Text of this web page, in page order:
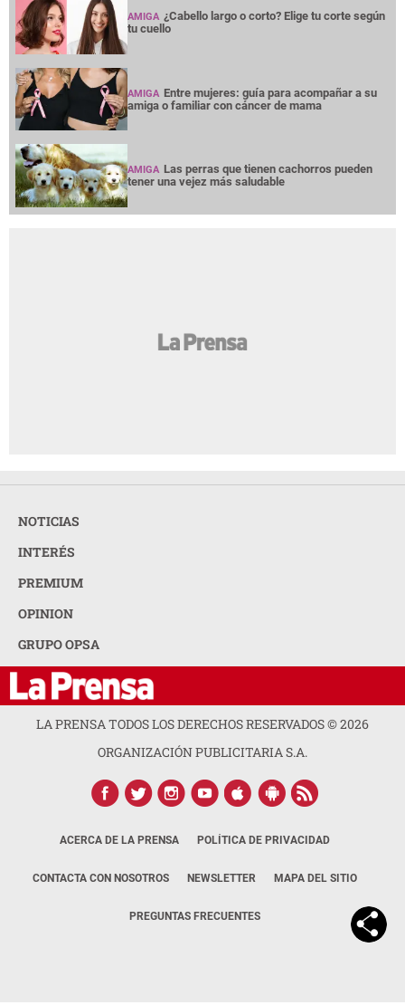
AMIGA ¿Cabello largo o corto? Elige tu corte según
tu cuello
AMIGA Entre mujeres: guía para acompañar a su
amiga o familiar con cáncer de mama
AMIGA Las perras que tienen cachorros pueden
tener una vejez más saludable
NOTICIAS
INTERÉS
PREMIUM
OPINION
GRUPO OPSA
LA PRENSA TODOS LOS DERECHOS RESERVADOS ©2026
ORGANIZACIÓN PUBLICITARIA S.A.
ACERCA DE LA PRENSA POLÍTICA DE PRIVACIDAD
CONTACTA CON NOSOTROS NEWSLETTER MAPA DEL SITIO
PREGUNTAS FRECUENTES